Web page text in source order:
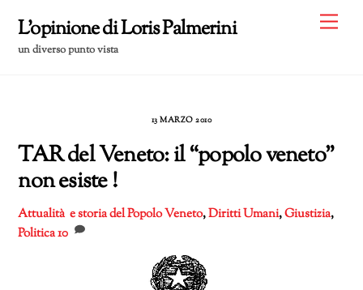
content
L'opinione di Loris Palmerini
un diverso punto vista
13 MARZO 2010
TAR del Veneto: il “popolo veneto”
non esiste !
Attualità e storia del Popolo Veneto,Diritti Umani,Giustizia,
Politica10